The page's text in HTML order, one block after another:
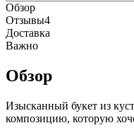
Обзор
Отзывы4
Доставка
Важно
Обзор
Изысканный букет из
композицию, которую